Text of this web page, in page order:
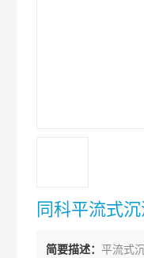
同科平流式沉
简要描述：平流式